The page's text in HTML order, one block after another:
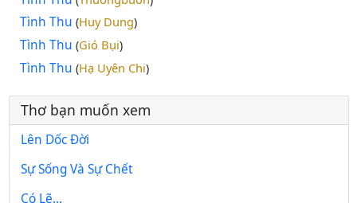
Tình Thu (Huy Dung)
Tình Thu (Gió Bụi)
Tình Thu (Hạ Uyên Chi)
Thơ bạn muốn xem
Lên Dốc Đời
Sự Sống Và Sự Chết
Có Lẽ...